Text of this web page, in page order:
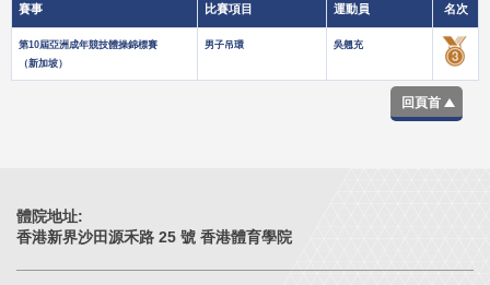
賽事 比賽項目 運動員 名次
第10屆亞洲成年競技體操錦標賽
（新加坡）
男子吊環 吳翹充
回頁首
體院地址:
香港新界沙田源禾路 25 號 香港體育學院